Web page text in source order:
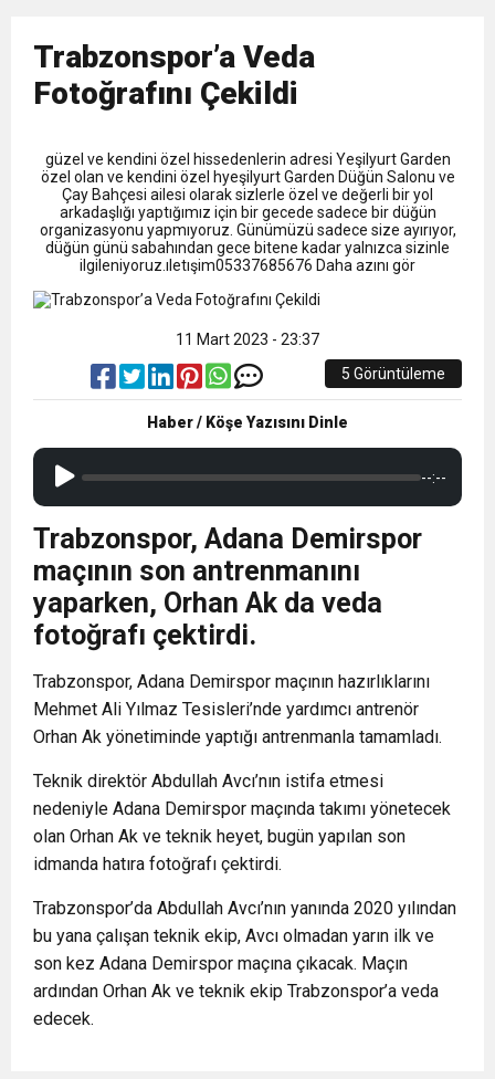
18:59 Trabzonspor Mitongo Transferini KAP’a Bildirdi
KAP’a Bildirdi
Trabzonspor’a Veda
Fotoğrafını Çekildi
güzel ve kendini özel hissedenlerin adresi Yeşilyurt Garden
özel olan ve kendini özel hyeşilyurt Garden Düğün Salonu ve
Çay Bahçesi ailesi olarak sizlerle özel ve değerli bir yol
arkadaşlığı yaptığımız için bir gecede sadece bir düğün
organizasyonu yapmıyoruz. Günümüzü sadece size ayırıyor,
düğün günü sabahından gece bitene kadar yalnızca sizinle
ilgileniyoruz.ıletışim05337685676 Daha azını gör
11 Mart 2023 - 23:37
5 Görüntüleme
Haber / Köşe Yazısını Dinle
--:--
Trabzonspor, Adana Demirspor
maçının son antrenmanını
yaparken, Orhan Ak da veda
fotoğrafı çektirdi.
Trabzonspor, Adana Demirspor maçının hazırlıklarını
Mehmet Ali Yılmaz Tesisleri’nde yardımcı antrenör
Orhan Ak yönetiminde yaptığı antrenmanla tamamladı.
Teknik direktör Abdullah Avcı’nın istifa etmesi
nedeniyle Adana Demirspor maçında takımı yönetecek
olan Orhan Ak ve teknik heyet, bugün yapılan son
idmanda hatıra fotoğrafı çektirdi.
Trabzonspor’da Abdullah Avcı’nın yanında 2020 yılından
bu yana çalışan teknik ekip, Avcı olmadan yarın ilk ve
son kez Adana Demirspor maçına çıkacak. Maçın
ardından Orhan Ak ve teknik ekip Trabzonspor’a veda
edecek.